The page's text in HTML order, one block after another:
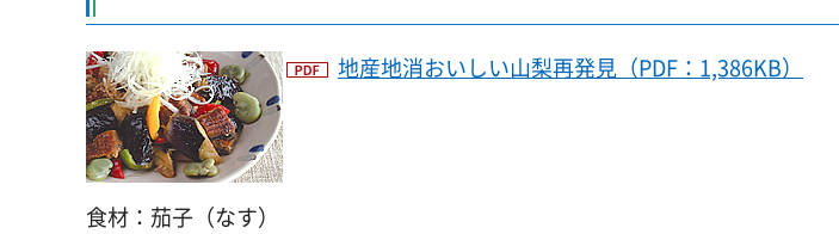
地産地消おいしい山梨再発見（PDF：1,386KB）
食材：茄子（なす）